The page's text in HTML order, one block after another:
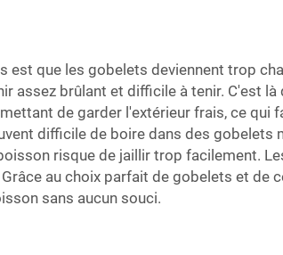
est que les gobelets deviennent trop
assez brûlant et difficile à tenir. C'est
de garder l'extérieur frais, ce qui
difficile de boire dans des
risque de jaillir trop facilement.
au choix parfait de gobelets et de
sans aucun souci.